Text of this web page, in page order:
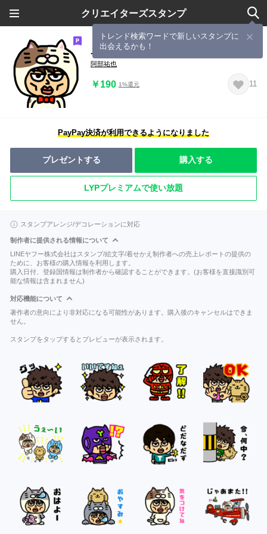
クリエイターズスタンプ
トレンド検索ワードで新しいスタンプに
出会えるかも！
ユーヤマンのスタンプ
阿部祐也
￥190 1%還元 11
PayPay決済が利用できるようになりました
プレゼントする 購入する
LYPプレミアムで使い放題
スタンプアレンジ/デコレーションに対応
制作者に提供される情報について
LINEヤフー株式会社はスタンプ/絵文字/着せかえ制作者への売上レポートの提供の
ために、お客様の購入情報を利用します。
購入日付、登録国情報は制作者から確認することができます。(お客様を直接識別可
能な情報は含まれません)
対応機能について
著作者の意向により非対応になる可能性があります。購入後のキャンセルはできま
せん。
スタンプをタップするとプレビューが表示されます。